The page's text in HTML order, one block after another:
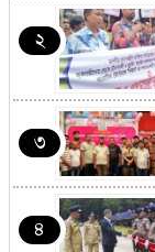
২
৩
৪